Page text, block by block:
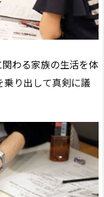
わる家族の生活を体
り出して真剣に議